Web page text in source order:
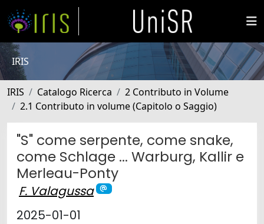
IRIS
IRIS Catalogo Ricerca
2 Contributo in Volume
2.1 Contributo in volume (Capitolo o Saggio)
"S" come serpente, come snake,
come Schlage ... Warburg, Kallir e
Merleau-Ponty
F. Valagussa
2025-01-01